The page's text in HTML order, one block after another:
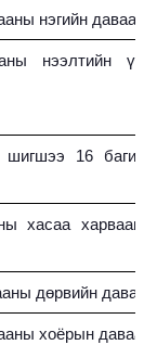
нэгийн даваа
нээлтийн үйл
16 багийн
хасаа харвааны
дөрвийн даваа
хоёрын даваа